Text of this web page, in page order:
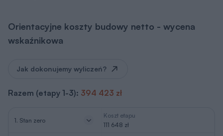
Orientacyjne koszty budowy netto - wycena
wskaźnikowa
Jak dokonujemy wyliczeń?
Razem (etapy 1-3): 394 423 zł
1. Stan zero
Koszt etapu
111 648 zł